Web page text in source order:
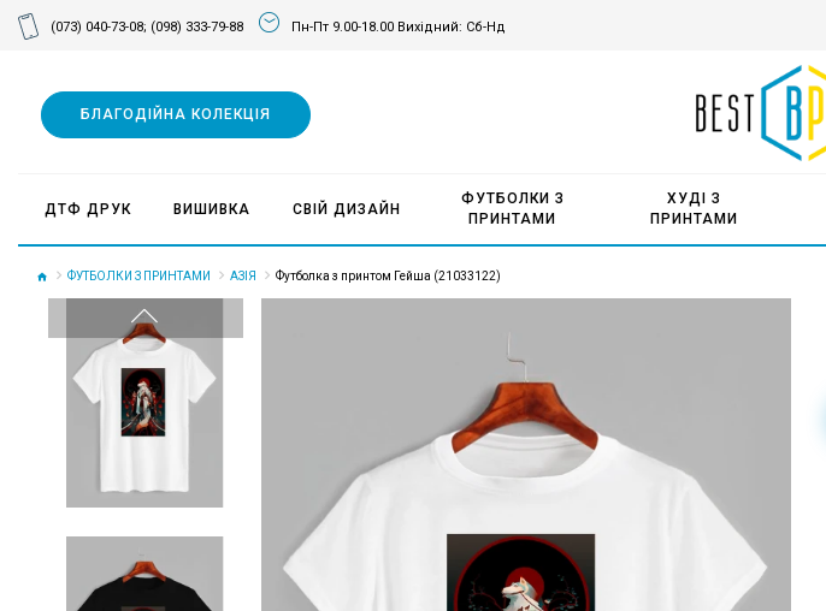
(073) 040-73-08; (098) 333-79-88 Пн-Пт 9.00-18.00 Вихідний: Сб-Нд
БЛАГОДІЙНА КОЛЕКЦІЯ
ДТФ ДРУК ВИШИВКА СВІЙ ДИЗАЙН
ФУТБОЛКИ З
ПРИНТАМИ
ХУДІ З
ПРИНТАМИ
ФУТБОЛКИ З ПРИНТАМИ АЗІЯ Футболка з принтом Гейша (21033122)